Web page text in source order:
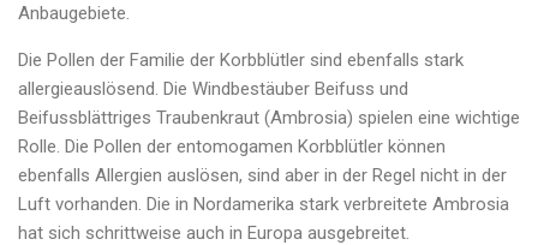
Anbaugebiete.
Die Pollen der Familie der Korbblütler sind ebenfalls stark
allergieauslösend. Die Windbestäuber Beifuss und
Beifussblättriges Traubenkraut (Ambrosia) spielen eine wichtige
Rolle. Die Pollen der entomogamen Korbblütler können
ebenfalls Allergien auslösen, sind aber in der Regel nicht in der
Luft vorhanden. Die in Nordamerika stark verbreitete Ambrosia
hat sich schrittweise auch in Europa ausgebreitet.